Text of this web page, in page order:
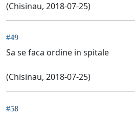
(Chisinau, 2018-07-25)
#49
Sa se faca ordine in spitale
(Chisinau, 2018-07-25)
#58